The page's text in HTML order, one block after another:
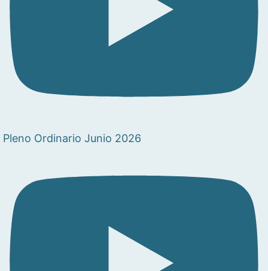
Pleno Ordinario Junio 2026